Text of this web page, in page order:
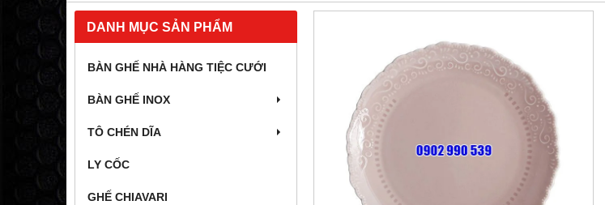
DANH MỤC SẢN PHẨM
BÀN GHẾ NHÀ HÀNG TIỆC CƯỚI
BÀN GHẾ INOX
TÔ CHÉN DĨA
LY CỐC
GHẾ CHIAVARI